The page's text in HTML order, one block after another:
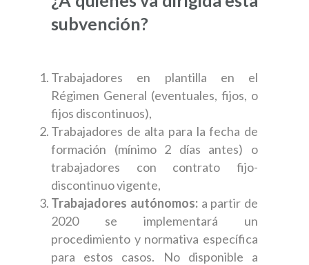
subvención?
Trabajadores en plantilla en el
Régimen General (eventuales, fijos, o
fijos discontinuos),
Trabajadores de alta para la fecha de
formación (mínimo 2 días antes) o
trabajadores con contrato fijo-
discontinuo vigente,
Trabajadores autónomos:a partir de
2020 se implementará un
procedimiento y normativa específica
para estos casos. No disponible a